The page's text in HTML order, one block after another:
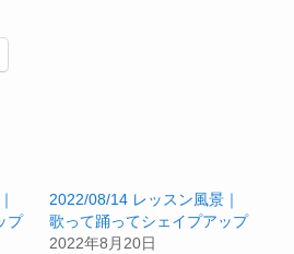
プ
2022/08/14 レッスン風景｜
歌って踊ってシェイプアップ
2022年8月20日